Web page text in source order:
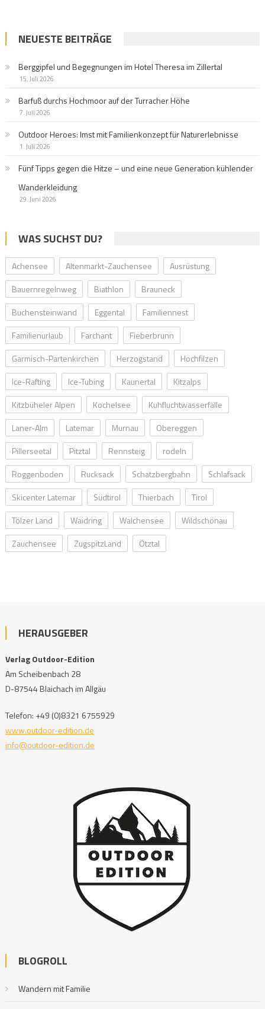
NEUESTE BEITRÄGE
Berggipfel und Begegnungen im Hotel Theresa im Zillertal
15. Juli 2026
Barfuß durchs Hochmoor auf der Turracher Höhe
7. Juli 2026
Outdoor Heroes: Imst mit Familienkonzept für Naturerlebnisse
1. Juli 2026
Fünf Tipps gegen die Hitze – und eine neue Generation kühlender
Wanderkleidung
29. Juni 2026
WAS SUCHST DU?
Achensee Altenmarkt-Zauchensee
Ausrüstung
Bauernregelnweg
Biathlon
Brauneck
Buchensteinwand
Eggental
Familiennest
Familienurlaub
Farchant
Fieberbrunn
Garmisch-Partenkirchen
Herzogstand
Hochfilzen
Ice-Rafting
Ice-Tubing Kaunertal
Kitzalps
Kitzbüheler Alpen
Kochelsee
Kuhfluchtwasserfälle
Laner-Alm
Latemar Murnau
Obereggen
Pillerseetal
Pitztal Rennsteig
rodeln
Roggenboden
Rucksack Schatzbergbahn
Schlafsack
Skicenter Latemar
Südtirol Thierbach
Tirol
Tölzer Land
Waidring Walchensee
Wildschönau
Zauchensee
ZugspitzLand Ötztal
HERAUSGEBER
Verlag Outdoor-Edition
Am Scheibenbach 28
D-87544 Blaichach im Allgäu
Telefon: +49 (0)8321 6755929
www.outdoor-edition.de
info@outdoor-edition.de
BLOGROLL
Wandern mit Familie